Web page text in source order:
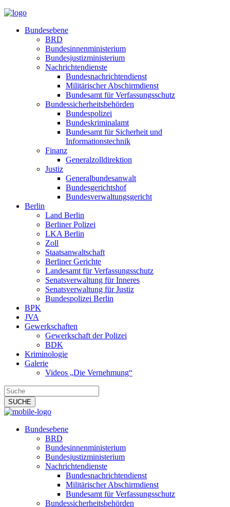
Bundesebene
BRD
Bundesinnenministerium
Bundesjustizministerium
Nachrichtendienste
Bundesnachrichtendienst
Militärischer Abschirmdienst
Bundesamt für Verfassungsschutz
Bundessicherheitsbehörden
Bundespolizei
Bundeskriminalamt
Bundesamt für Sicherheit und
Informationstechnik
Finanz
Generalzolldirektion
Justiz
Generalbundesanwalt
Bundesgerichtshof
Bundesverwaltungsgericht
Berlin
Land Berlin
Berliner Polizei
LKA Berlin
Zoll
Staatsanwaltschaft
Berliner Gerichte
Landesamt für Verfassungsschutz
Senatsverwaltung für Inneres
Senatsverwaltung für Justiz
Bundespolizei Berlin
BPK
JVA
Gewerkschaften
Gewerkschaft der Polizei
BDK
Kriminologie
Galerie
Videos „Die Vernehmung“
Bundesebene
BRD
Bundesinnenministerium
Bundesjustizministerium
Nachrichtendienste
Bundesnachrichtendienst
Militärischer Abschirmdienst
Bundesamt für Verfassungsschutz
Bundessicherheitsbehörden